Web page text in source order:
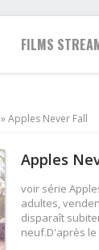
FILMS
2020
2018
2017
» Apples Never Fall
Apples
voir série
adultes,
disparaît
neuf.D'après le